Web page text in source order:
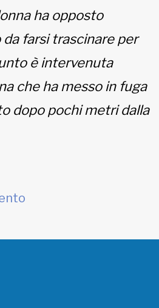
(Italia)
ha opposto
farsi trascinare per
è intervenuta
che ha messo in fuga
dopo pochi metri dalla